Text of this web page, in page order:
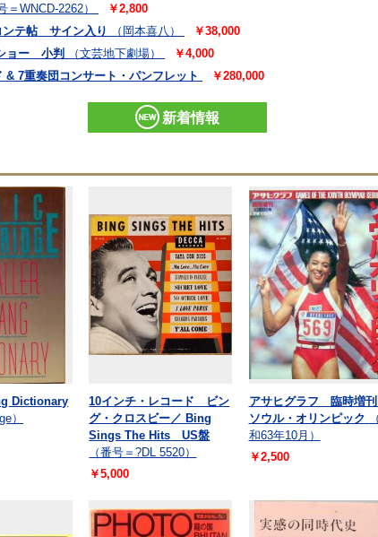
＝WNCD-2262）
￥2,800
ンテ帖 サイン入り
（岡本喜八）
￥38,000
ョー 小判
（文芸地下劇場）
￥4,000
7重奏団コンサート・パンフレット
￥280,000
新着情報
Dictionary
）
10インチ・レコード ビン
グ・クロスビー／ Bing
Sings The Hits US盤
（番号＝?DL 5520）
￥5,000
アサヒグラフ 臨時増
ソウル・オリンピック
和63年10月）
￥2,500